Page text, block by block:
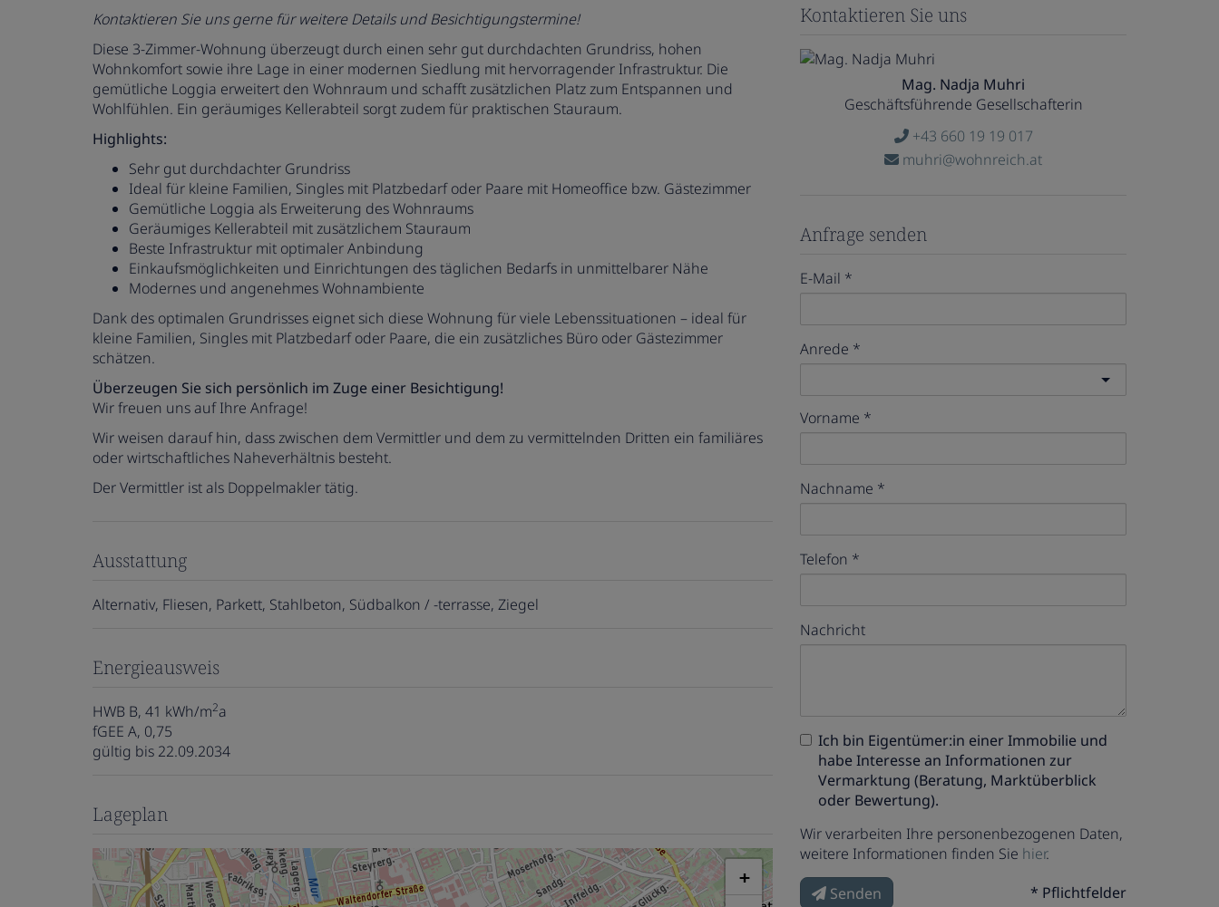
Kontaktieren Sie uns gerne für weitere Details und Besichtigungstermine!
Diese 3-Zimmer-Wohnung überzeugt durch einen sehr gut durchdachten Grundriss, hohen
Wohnkomfort sowie ihre Lage in einer modernen Siedlung mit hervorragender Infrastruktur. Die
gemütliche Loggia erweitert den Wohnraum und schafft zusätzlichen Platz zum Entspannen und
Wohlfühlen. Ein geräumiges Kellerabteil sorgt zudem für praktischen Stauraum.
Highlights:
Sehr gut durchdachter Grundriss
Ideal für kleine Familien, Singles mit Platzbedarf oder Paare mit Homeoffice bzw. Gästezimmer
Gemütliche Loggia als Erweiterung des Wohnraums
Geräumiges Kellerabteil mit zusätzlichem Stauraum
Beste Infrastruktur mit optimaler Anbindung
Einkaufsmöglichkeiten und Einrichtungen des täglichen Bedarfs in unmittelbarer Nähe
Modernes und angenehmes Wohnambiente
Dank des optimalen Grundrisses eignet sich diese Wohnung für viele Lebenssituationen – ideal für
kleine Familien, Singles mit Platzbedarf oder Paare, die ein zusätzliches Büro oder Gästezimmer
schätzen.
Überzeugen Sie sich persönlich im Zuge einer Besichtigung!
Wir freuen uns auf Ihre Anfrage!
Wir weisen darauf hin, dass zwischen dem Vermittler und dem zu vermittelnden Dritten ein familiäres
oder wirtschaftliches Naheverhältnis besteht.
Der Vermittler ist als Doppelmakler tätig.
Ausstattung
Alternativ Fliesen Parkett Stahlbeton Südbalkon / -terrasse Ziegel
Energieausweis
HWB B, 41 kWh/m2a
fGEE A, 0,75
gültig bis 22.09.2034
Lageplan
+
Kontaktieren Sie uns
Mag. Nadja Muhri
Geschäftsführende Gesellschafterin
+43 660 19 19 017
muhri@wohnreich.at
Anfrage senden
E-Mail
Anrede
Vorname
Nachname
Telefon
Nachricht
Ich bin Eigentümer:in einer Immobilie und
habe Interesse an Informationen zur
Vermarktung (Beratung, Marktüberblick
oder Bewertung).
Wir verarbeiten Ihre personenbezogenen Daten,
weitere Informationen finden Sie hier.
Senden
* Pflichtfelder